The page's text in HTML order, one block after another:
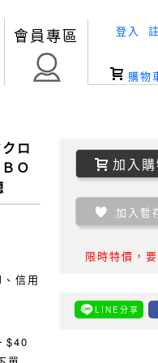
會員專區 登入
購物
ロ
Ｏ
信用
$40
加入購
加入暫
限時特價，
LINE分享